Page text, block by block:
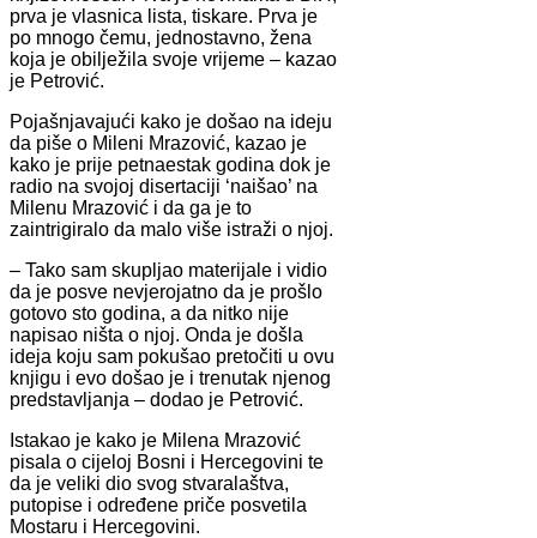
prva je vlasnica lista, tiskare. Prva je
po mnogo čemu, jednostavno, žena
koja je obilježila svoje vrijeme – kazao
je Petrović.
Pojašnjavajući kako je došao na ideju
da piše o Mileni Mrazović, kazao je
kako je prije petnaestak godina dok je
radio na svojoj disertaciji ‘naišao’ na
Milenu Mrazović i da ga je to
zaintrigiralo da malo više istraži o njoj.
– Tako sam skupljao materijale i vidio
da je posve nevjerojatno da je prošlo
gotovo sto godina, a da nitko nije
napisao ništa o njoj. Onda je došla
ideja koju sam pokušao pretočiti u ovu
knjigu i evo došao je i trenutak njenog
predstavljanja – dodao je Petrović.
Istakao je kako je Milena Mrazović
pisala o cijeloj Bosni i Hercegovini te
da je veliki dio svog stvaralaštva,
putopise i određene priče posvetila
Mostaru i Hercegovini.